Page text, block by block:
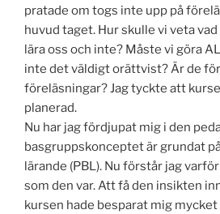
pratade om togs inte upp på
huvud taget. Hur skulle vi veta
lära oss och inte? Måste vi göra
inte det väldigt orättvist? Är de
föreläsningar? Jag tyckte att
planerad.
Nu har jag fördjupat mig i den
basgruppskonceptet är grundat
lärande (PBL). Nu förstår jag
som den var. Att få den insikten
kursen hade besparat mig